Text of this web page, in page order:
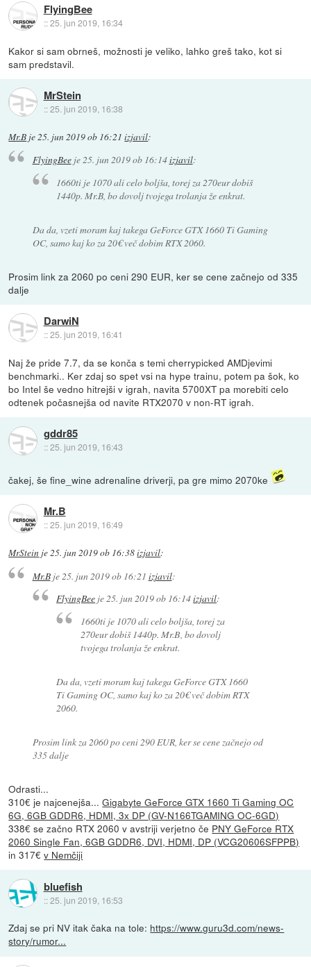
FlyingBee
::25. jun 2019, 16:34
Kakor si sam obrneš, možnosti je veliko, lahko greš tako, kot si
sam predstavil.
MrStein
::25. jun 2019, 16:38
Mr.B je25. jun 2019 ob 16:21 izjavil:
FlyingBeeje25. jun 2019 ob 16:14izjavil:
1660ti je 1070 ali celo boljša, torej za 270eur dobiš
1440p. Mr.B, bo dovolj tvojega trolanja že enkrat.
Da da, vzeti moram kaj takega GeForce GTX 1660 Ti Gaming
OC, samo kaj ko za 20€ več dobim RTX 2060.
Prosim link za 2060 po ceni 290 EUR, ker se cene začnejo od 335
dalje
DarwiN
::25. jun 2019, 16:41
Naj že pride 7.7, da se konča s temi cherrypicked AMDjevimi
benchmarki.. Ker zdaj so spet vsi na hype trainu, potem pa šok, ko
bo Intel še vedno hitrejši v igrah, navita 5700XT pa morebiti celo
odtenek počasnejša od navite RTX2070 v non-RT igrah.
gddr85
::25. jun 2019, 16:43
čakej, še fine_wine adrenaline driverji, pa gre mimo 2070ke
Mr.B
::25. jun 2019, 16:49
MrStein je25. jun 2019 ob 16:38izjavil:
Mr.Bje 25. jun 2019 ob 16:21 izjavil:
FlyingBee je25. jun 2019 ob 16:14izjavil:
1660ti je 1070 ali celo boljša, torej za
270eur dobiš 1440p. Mr.B, bo dovolj
tvojega trolanja že enkrat.
Da da, vzeti moram kaj takega GeForce GTX 1660
Ti Gaming OC, samo kaj ko za 20€ več dobim RTX
2060.
Prosim link za 2060 po ceni 290 EUR, ker se cene začnejo od
335 dalje
Odrasti...
310€ je najcenejša...Gigabyte GeForce GTX 1660 Ti Gaming OC
6G, 6GB GDDR6, HDMI, 3x DP (GV-N166TGAMING OC-6GD)
338€ se začno RTX 2060 v avstriji verjetno če PNY GeForce RTX
2060 Single Fan, 6GB GDDR6, DVI, HDMI, DP (VCG20606SFPPB)
in 317€v Nemčiji
bluefish
::25. jun 2019, 16:53
Zdaj se pri NV itak čaka na tole: https://www.guru3d.com/news-
story/rumor...